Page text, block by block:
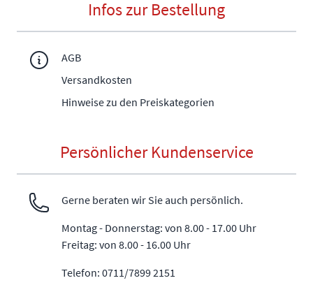
Infos zur Bestellung
AGB
Versandkosten
Hinweise zu den Preiskategorien
Persönlicher Kundenservice
Gerne beraten wir Sie auch persönlich.
Montag - Donnerstag: von 8.00 - 17.00 Uhr
Freitag: von 8.00 - 16.00 Uhr
Telefon: 0711/7899 2151